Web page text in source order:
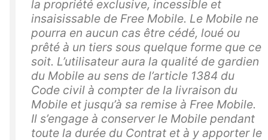
la propriété exclusive, incessible et
insaisissable de Free Mobile. Le Mobile ne
pourra en aucun cas être cédé, loué ou
prêté à un tiers sous quelque forme que ce
soit. L’utilisateur aura la qualité de gardien
du Mobile au sens de l’article 1384 du
Code civil à compter de la livraison du
Mobile et jusqu’à sa remise à Free Mobile.
Il s’engage à conserver le Mobile pendant
toute la durée du Contrat et à y apporter le